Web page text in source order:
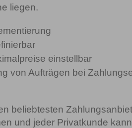
liegen.
einstellbar
von Aufträgen bei
beliebtesten
und jeder Privatkunde